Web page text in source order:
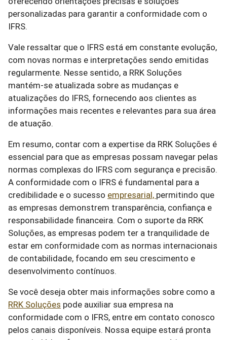
personalizadas para garantir a conformidade com o
IFRS.
Vale ressaltar que o IFRS está em constante evolução,
com novas normas e interpretações sendo emitidas
regularmente. Nesse sentido, a RRK Soluções
mantém-se atualizada sobre as mudanças e
atualizações do IFRS, fornecendo aos clientes as
informações mais recentes e relevantes para sua área
de atuação.
Em resumo, contar com a expertise da RRK Soluções é
essencial para que as empresas possam navegar pelas
normas complexas do IFRS com segurança e precisão.
A conformidade com o IFRS é fundamental para a
credibilidade e o sucesso empresarial, permitindo que
as empresas demonstrem transparência, confiança e
responsabilidade financeira. Com o suporte da RRK
Soluções, as empresas podem ter a tranquilidade de
estar em conformidade com as normas internacionais
de contabilidade, focando em seu crescimento e
desenvolvimento contínuos.
Se você deseja obter mais informações sobre como a
RRK Soluções pode auxiliar sua empresa na
conformidade com o IFRS, entre em contato conosco
pelos canais disponíveis. Nossa equipe estará pronta